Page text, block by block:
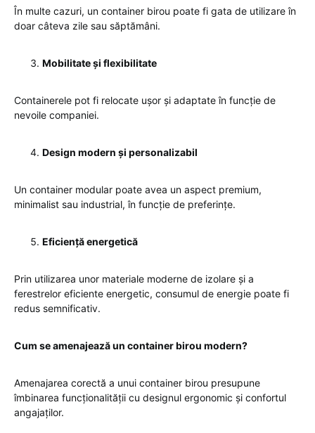
În multe cazuri, un container birou poate fi gata de utilizare în
doar câteva zile sau săptămâni.
Mobilitate și flexibilitate
Containerele pot fi relocate ușor și adaptate în funcție de
nevoile companiei.
Design modern și personalizabil
Un container modular poate avea un aspect premium,
minimalist sau industrial, în funcție de preferințe.
Eficiență energetică
Prin utilizarea unor materiale moderne de izolare și a
ferestrelor eficiente energetic, consumul de energie poate fi
redus semnificativ.
Cum se amenajează un container birou modern?
Amenajarea corectă a unui container birou presupune
îmbinarea funcționalității cu designul ergonomic și confortul
angajaților.